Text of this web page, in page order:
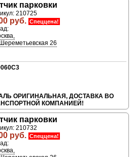
парковки
210725
руб. Спеццена!
26
ОРИГИНАЛЬНАЯ, ДОСТАВКА ВО
КОМПАНИЕЙ!
парковки
210732
руб. Спеццена!